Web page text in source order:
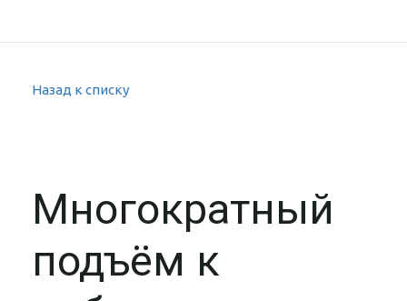
Назад к списку
Многократный
подъём к